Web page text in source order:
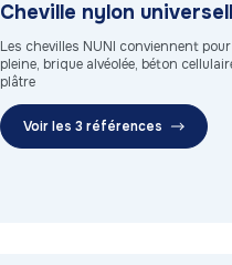
Cheville nylon
Les chevilles NUNI conviennent
pleine, brique alvéolée, béton
plâtre
Voir les 3 références